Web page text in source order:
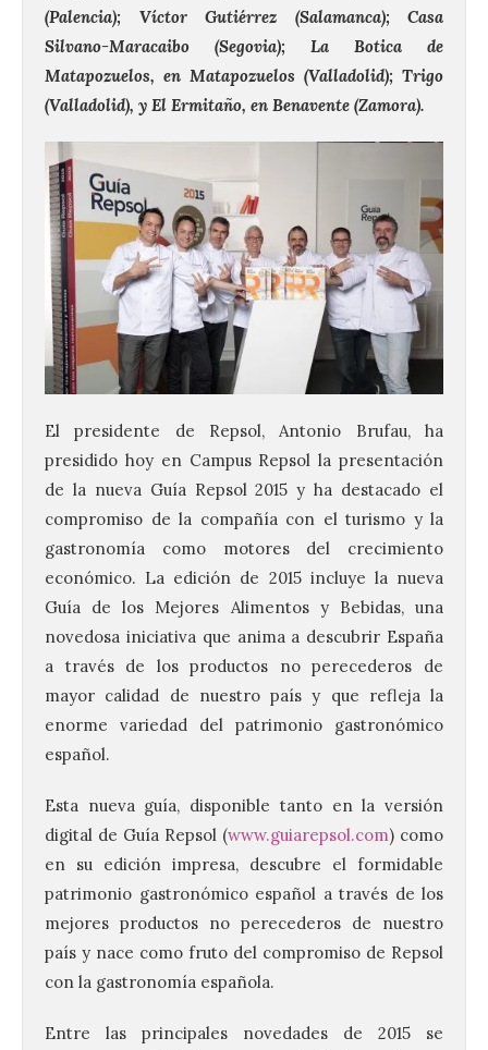
(Palencia); Víctor Gutiérrez (Salamanca); Casa
Silvano-Maracaibo (Segovia); La Botica de
Matapozuelos, en Matapozuelos (Valladolid); Trigo
(Valladolid), y El Ermitaño, en Benavente (Zamora).
El presidente de Repsol, Antonio Brufau, ha
presidido hoy en Campus Repsol la presentación
de la nueva Guía Repsol 2015 y ha destacado el
compromiso de la compañía con el turismo y la
gastronomía como motores del crecimiento
económico. La edición de 2015 incluye la nueva
Guía de los Mejores Alimentos y Bebidas, una
novedosa iniciativa que anima a descubrir España
a través de los productos no perecederos de
mayor calidad de nuestro país y que refleja la
enorme variedad del patrimonio gastronómico
español.
Esta nueva guía, disponible tanto en la versión
digital de Guía Repsol (www.guiarepsol.com) como
en su edición impresa, descubre el formidable
patrimonio gastronómico español a través de los
mejores productos no perecederos de nuestro
país y nace como fruto del compromiso de Repsol
con la gastronomía española.
Entre las principales novedades de 2015 se